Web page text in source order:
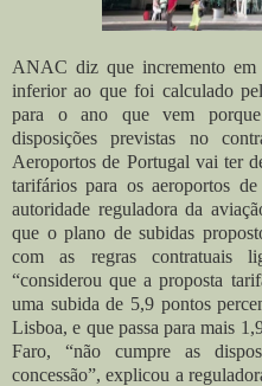
ANAC diz que incremento
inferior ao que foi calculado
para o ano que vem
disposições previstas no
Aeroportos de Portugal vai ter
tarifários para os aeroportos
autoridade reguladora da
que o plano de subidas
com as regras contratuais
“considerou que a proposta
uma subida de 5,9 pontos
Lisboa, e que passa para mais
Faro, “não cumpre as
concessão”, explicou a